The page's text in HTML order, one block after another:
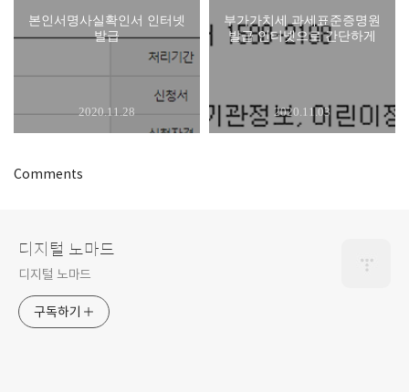
본인서명사실확인서 인터넷
발급
2020.11.28
부가가치세 과세표준증명원
발급 인터넷으로 간단하게
2020.11.03
Comments
디지털 노마드
디지털 노마드
구독하기